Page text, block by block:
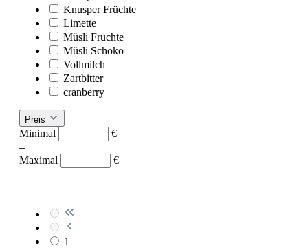
Knusper Früchte
Limette
Müsli Früchte
Müsli Schoko
Vollmilch
Zartbitter
cranberry
Preis
Minimal
€
–
Maximal
€
1